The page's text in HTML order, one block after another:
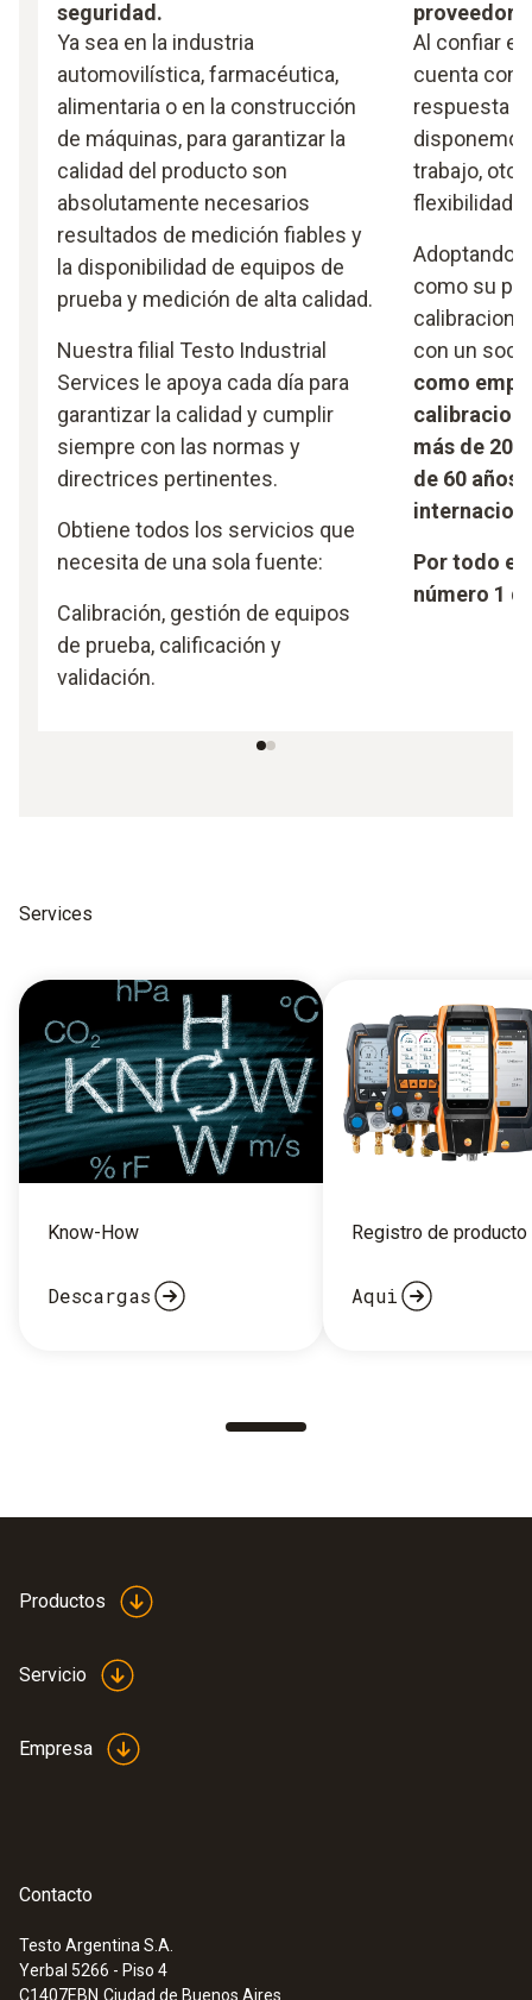
seguridad.
Ya sea en la industria
automovilística, farmacéutica,
alimentaria o en la construcción
de máquinas, para garantizar la
calidad del producto son
absolutamente necesarios
resultados de medición fiables y
la disponibilidad de equipos de
prueba y medición de alta calidad.
Nuestra filial Testo Industrial
Services le apoya cada día para
garantizar la calidad y cumplir
siempre con las normas y
directrices pertinentes.
Obtiene todos los servicios que
necesita de una sola fuente:
Calibración, gestión de equipos
de prueba, calificación y
validación.
proveedor
Al confiar
cuenta con
respuesta
trabajo,
flexibilidad
Adoptando
como su
con un
como
más de 20
de 60 años
Por todo
número 1
Services
Know-How
Descargas
Registro de producto
Aqui
Productos
Servicio
Empresa
Contacto
Testo Argentina S.A.
Yerbal 5266 - Piso 4
C1407EBN Ciudad de Buenos Aires